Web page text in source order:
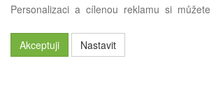
Používáme ABRA eShop- nejlepší řešení e-
Personalizaci a cílenou reklamu si můžete
Akceptuji
Nastavit